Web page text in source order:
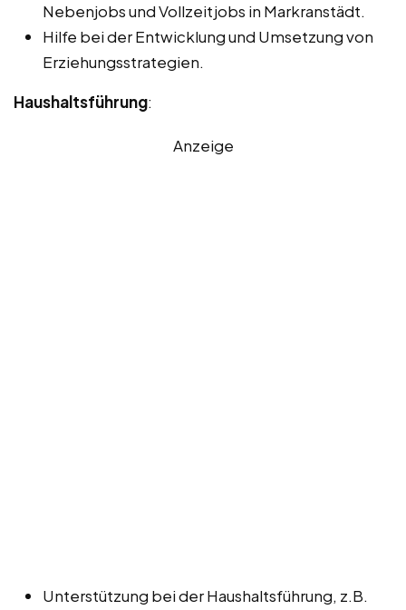
Nebenjobs und Vollzeitjobs in Markranstädt.
Hilfe bei der Entwicklung und Umsetzung von
Erziehungsstrategien.
Haushaltsführung:
Anzeige
Unterstützung bei der Haushaltsführung, z.B.